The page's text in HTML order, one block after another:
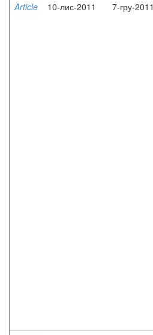
Article 10-лис-2011 7-гру-2011